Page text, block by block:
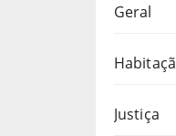
Geral
Justiça